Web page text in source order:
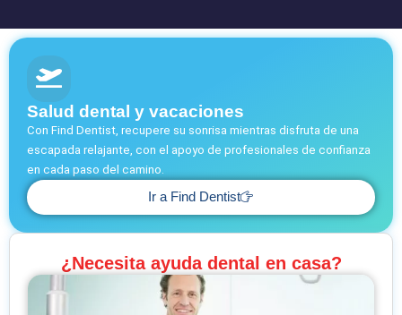
Salud dental y vacaciones
Con Find Dentist, recupere su sonrisa mientras disfruta de una
escapada relajante, con el apoyo de profesionales de confianza
en cada paso del camino.
Ir a Find Dentist
¿Necesita ayuda dental en casa?